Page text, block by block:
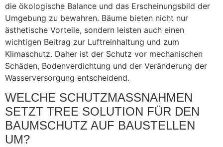
die ökologische Balance und das Erscheinungsbild der
Umgebung zu bewahren. Bäume bieten nicht nur
ästhetische Vorteile, sondern leisten auch einen
wichtigen Beitrag zur Luftreinhaltung und zum
Klimaschutz. Daher ist der Schutz vor mechanischen
Schäden, Bodenverdichtung und der Veränderung der
Wasserversorgung entscheidend.
WELCHE SCHUTZMASSNAHMEN S
ETZT TREE SOLUTION FÜR DEN B
AUMSCHUTZ AUF BAUSTELLEN U
M?